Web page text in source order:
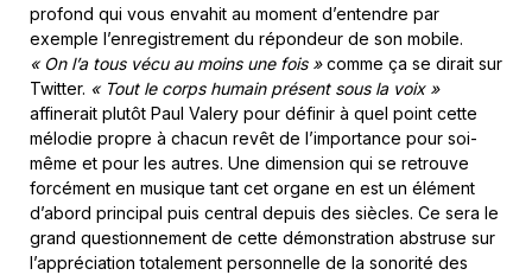
profond qui vous envahit au moment d’entendre par
exemple l’enregistrement du répondeur de son mobile.
« On l’a tous vécu au moins une fois »comme ça se dirait sur
Twitter. « Tout le corps humain présent sous la voix »
affinerait plutôt Paul Valery pour définir à quel point cette
mélodie propre à chacun revêt de l’importance pour soi-
même et pour les autres. Une dimension qui se retrouve
forcément en musique tant cet organe en est un élément
d’abord principal puis central depuis des siècles. Ce sera le
grand questionnement de cette démonstration abstruse sur
l’appréciation totalement personnelle de la sonorité des